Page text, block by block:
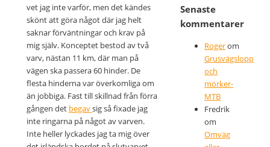
vet jag inte varför, men det kändes
skönt att göra något där jag helt
saknar förväntningar och krav på
mig själv. Konceptet bestod av två
varv, nästan 11 km, där man på
vägen ska passera 60 hinder. De
flesta hinderna var överkomliga om
än jobbiga. Fast till skillnad från förra
gången det begavsig så fixade jag
inte ringarna på något av varven.
Inte heller lyckades jag ta mig över
Senaste
kommentarer
Rogerom
Grusvägslopp
och
mörker-
MTB
Fredrik
om
Omväg